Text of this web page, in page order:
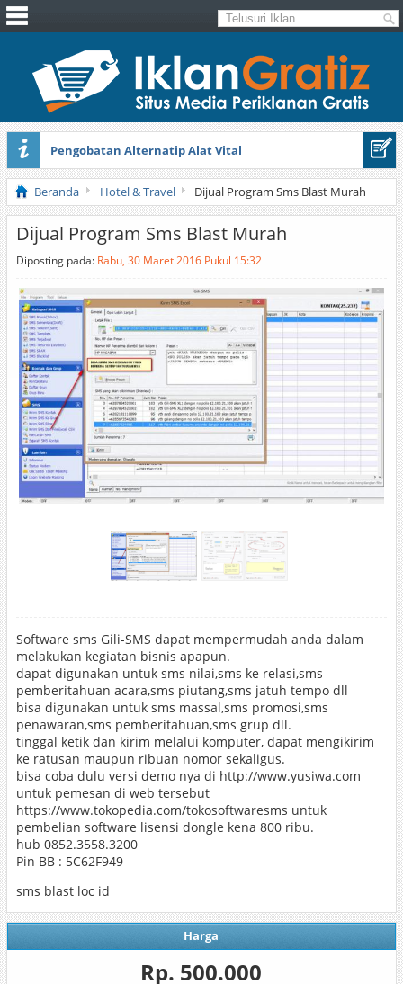
Pengobatan Alternatip Alat Vital
Pita Cantik Pesona
Beranda Hotel & Travel Dijual Program Sms Blast Murah
Dijual Program Sms Blast Murah
Diposting pada: Rabu, 30 Maret 2016 Pukul 15:32
Software sms Gili-SMS dapat mempermudah anda dalam
melakukan kegiatan bisnis apapun.
dapat digunakan untuk sms nilai,sms ke relasi,sms
pemberitahuan acara,sms piutang,sms jatuh tempo dll
bisa digunakan untuk sms massal,sms promosi,sms
penawaran,sms pemberitahuan,sms grup dll.
tinggal ketik dan kirim melalui komputer, dapat mengikirim
ke ratusan maupun ribuan nomor sekaligus.
bisa coba dulu versi demo nya di http://www.yusiwa.com
untuk pemesan di web tersebut
https://www.tokopedia.com/tokosoftwaresms untuk
pembelian software lisensi dongle kena 800 ribu.
hub 0852.3558.3200
Pin BB : 5C62F949
sms blast loc id
Harga
Rp. 500.000